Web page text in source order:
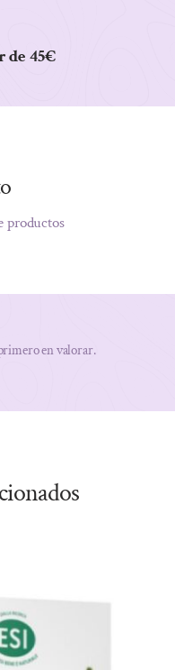
45€
productos
en valorar.